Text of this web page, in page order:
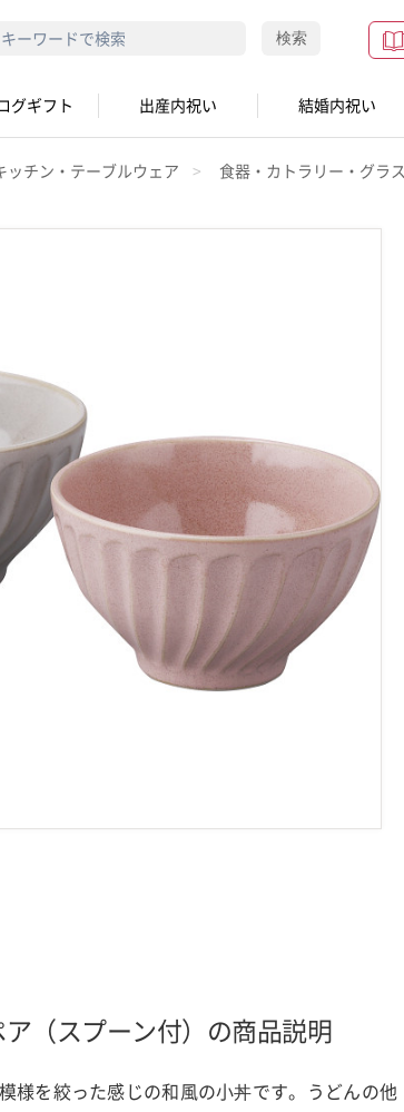
検索する 検索
グギフト 出産内祝い 結婚内祝い
ッチン・テーブルウェア 食器・カトラリー・グラス
（スプーン付）の商品説明
様を絞った感じの和風の小丼です。うどんの他